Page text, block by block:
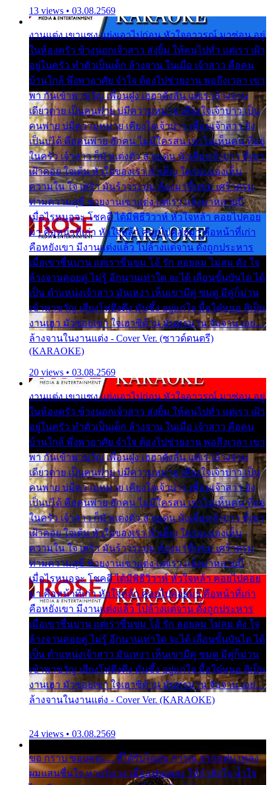
13 views • 03.08.2569
งานแต่ง เขาแซง แย่งเอาไปก่อน หัวใจอาวรณ์ มาซ่อน อยู่
ในห้องครัว ข้างนอกเจ้าสาว ส่งยิ้ม ให้คนไปทั่ว แต่เรา เฝ้า
อยู่ในครัว ทำตัวเป็นเด็ก ล้างจาน ในเมื่อ เจ้าสาว คือคน
บ้านใกล้ พึ่งพาอาศัย จำใจ ต้องไปช่วยงาน พอถึงเวลา เขา
พา กันเข้าพาขวัญ เพื่อนฝูง เฮฮาดังลั่น แต่เราล้างจาน
เดียวดาย เป็นคนพ่าย บ่มีความหมาย เคียงใจเจ้าบ่าว เป็น
คนพ่าย บ่มีความหมาย เคียงใจเจ้าบ่าว เพื่อนเจ้าสาว ยัง
เป็นบ่ได้ คือคนพ่าย ฮักคน ไม่มีใครสน เขาไม่เห็นคน ที่อยู่
ในครัว เจ้าสาว ก็มัวแต่งตัว สวยเด่น นั่งเคียงเจ้าบ่าว ที่เขา
เฝ้าคอย ใจเต้น หัวใจของเรา ลำเค็ญ ใครจะมองเห็น
ความใน ใจ เศร้า มันร้าวระบม ต้องมาขื่นขม เศร้าตรม
ท่ามความสุขี ช่วยงานเขาแต่ง แต่เรา แล้งมาหลายปี
เมื่อไรหนอจะ โชคดี ได้มีพิธีวิวาห์ หัวใจหล้า คอยไปคอย
มา คือหน้าที่เก่า หัวใจหล้า คอยไปคอยมา คือหน้าที่เก่า
คือหยังเขา มีงานแต่งแล้ว ไปล้างแต่จาน ดั่งถูกประหาร
เมื่อเขาชื่นบาน แต่เราขื่นขม โอ้ รัก ลอยลม ไม่สม ดัง ใจ
ล้างจานคอยคู่ ไม่รู้ อีกนานเท่าใด จะได้ เลื่อนขั้นบันได ได้
เป็น ตำแหน่งเจ้าสาว มันเหงา เห็นเขามีคู่ ซมดู มีคู่ก็ม่วน
เข้าพาขวัญ เสียงโห่ตึงตึง มันซึ้ง อยู่แก่ใจ มื้อใด๋หนอ สิเป็น
งานเฮา มัวซอยเขา ใจเฮาซิด้าน มันทรมาน จับจาน เอย…
ล้างจานในงานแต่ง - Cover Ver. (ซาวด์ดนตรี)
(KARAOKE)
20 views • 03.08.2569
งานแต่ง เขาแซง แย่งเอาไปก่อน หัวใจอาวรณ์ มาซ่อน อยู่
ในห้องครัว ข้างนอกเจ้าสาว ส่งยิ้ม ให้คนไปทั่ว แต่เรา เฝ้า
อยู่ในครัว ทำตัวเป็นเด็ก ล้างจาน ในเมื่อ เจ้าสาว คือคน
บ้านใกล้ พึ่งพาอาศัย จำใจ ต้องไปช่วยงาน พอถึงเวลา เขา
พา กันเข้าพาขวัญ เพื่อนฝูง เฮฮาดังลั่น แต่เราล้างจาน
เดียวดาย เป็นคนพ่าย บ่มีความหมาย เคียงใจเจ้าบ่าว เป็น
คนพ่าย บ่มีความหมาย เคียงใจเจ้าบ่าว เพื่อนเจ้าสาว ยัง
เป็นบ่ได้ คือคนพ่าย ฮักคน ไม่มีใครสน เขาไม่เห็นคน ที่อยู่
ในครัว เจ้าสาว ก็มัวแต่งตัว สวยเด่น นั่งเคียงเจ้าบ่าว ที่เขา
เฝ้าคอย ใจเต้น หัวใจของเรา ลำเค็ญ ใครจะมองเห็น
ความใน ใจ เศร้า มันร้าวระบม ต้องมาขื่นขม เศร้าตรม
ท่ามความสุขี ช่วยงานเขาแต่ง แต่เรา แล้งมาหลายปี
เมื่อไรหนอจะ โชคดี ได้มีพิธีวิวาห์ หัวใจหล้า คอยไปคอย
มา คือหน้าที่เก่า หัวใจหล้า คอยไปคอยมา คือหน้าที่เก่า
คือหยังเขา มีงานแต่งแล้ว ไปล้างแต่จาน ดั่งถูกประหาร
เมื่อเขาชื่นบาน แต่เราขื่นขม โอ้ รัก ลอยลม ไม่สม ดัง ใจ
ล้างจานคอยคู่ ไม่รู้ อีกนานเท่าใด จะได้ เลื่อนขั้นบันได ได้
เป็น ตำแหน่งเจ้าสาว มันเหงา เห็นเขามีคู่ ซมดู มีคู่ก็ม่วน
เข้าพาขวัญ เสียงโห่ตึงตึง มันซึ้ง อยู่แก่ใจ มื้อใด๋หนอ สิเป็น
งานเฮา มัวซอยเขา ใจเฮาซิด้าน มันทรมาน จับจาน เอย…
ล้างจานในงานแต่ง - Cover Ver. (KARAOKE)
24 views • 03.08.2569
ขอ กราบ ขอบคุณ.... ที่ได้รับไออุ่น การุณ จากแฟน เพลง
ผมแสนชื่นใจ หายวังเวง เมื่อแฟนเพลง ให้กำลังใจ น้ำใจ